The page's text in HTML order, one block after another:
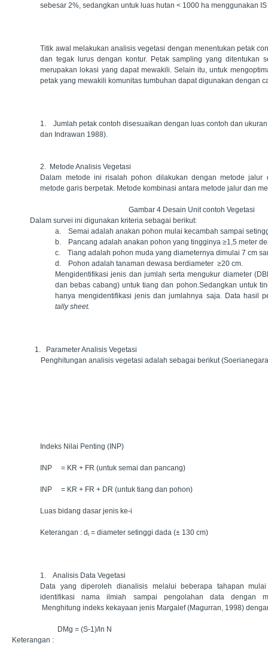
sebesar 2%, sedangkan untuk luas hutan < 1000 ha menggunakan
Titik awal melakukan analisis vegetasi dengan menentukan petak
dan tegak lurus dengan kontur. Petak sampling yang ditentukan
merupakan lokasi yang dapat mewakili. Selain itu, untuk
petak yang mewakili komunitas tumbuhan dapat digunakan dengan
1.Jumlah petak contoh disesuaikan dengan luas contoh dan
dan Indrawan 1988).
2. MetodeAnalisis Vegetasi
Dalam metode ini risalah pohon dilakukan dengan metode jalur
metode garis berpetak. Metode kombinasi antara metode jalur dan
Gambar4 Desain Unit contoh Vegetasi
Dalam survei ini digunakan kriteria sebagai berikut:
a. Semai adalah anakan pohon mulai kecambah sampai
b.
Pancang adalah anakan pohon yang tingginya ≥1,5 meter
c. Tiang adalah pohon muda yang diameternya dimulai 7 cm
d.
Pohon adalah tanaman dewasa berdiameter ≥20 cm.
Mengidentifikasi jenis dan jumlah serta mengukur diameter
dan bebas cabang) untuk tiang dan pohon.Sedangkan untuk
hanya mengidentifikasi jenis dan jumlahnya saja. Data hasil
tally sheet.
1. ParameterAnalisis Vegetasi
Penghitungan analisis vegetasi adalah sebagai berikut
Indeks Nilai Penting (INP)
INP = KR + FR (untuk semai dan pancang)
INP = KR + FR + DR (untuk tiang dan pohon)
Luas bidang dasar jenis ke-i
Keterangan : di = diameter setinggi dada (± 130 cm)
1.Analisis Data Vegetasi
Data yang diperoleh dianalisis melalui beberapa tahapan
identifikasi nama ilmiah sampai pengolahan data dengan
Menghitung indeks kekayaan jenis Margalef (Magurran, 1998)
DMg = (S-1)/ln N
Keterangan :